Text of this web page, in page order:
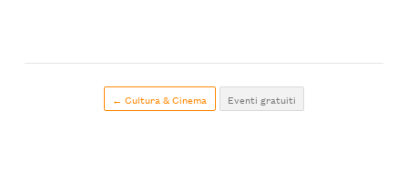
← Cultura & Cinema Eventi gratuiti